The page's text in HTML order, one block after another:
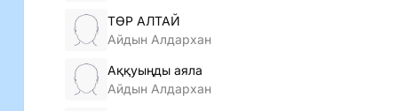
ТӨР АЛТАЙ
Айдын Алдархан
Аққуыңды аяла
Айдын Алдархан